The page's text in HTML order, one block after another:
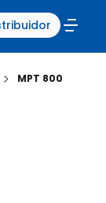
MPT 800